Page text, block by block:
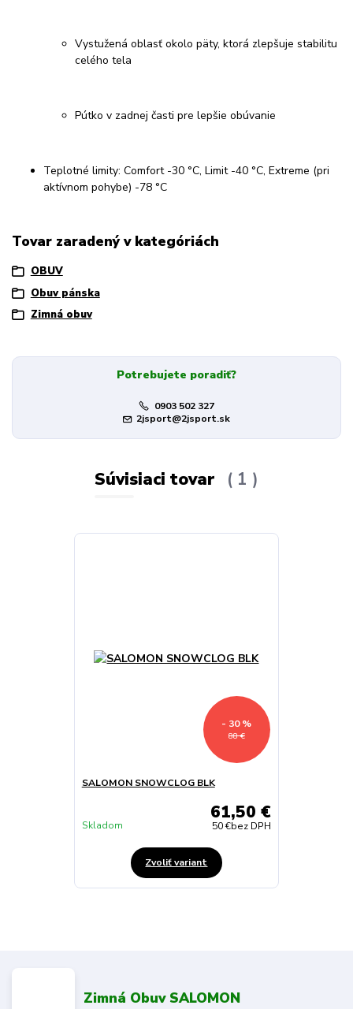
Vystužená oblasť okolo päty, ktorá zlepšuje stabilitu
celého tela
Pútko v zadnej časti pre lepšie obúvanie
Teplotné limity: Comfort -30 °C, Limit -40 °C, Extreme (pri
aktívnom pohybe) -78 °C
Tovar zaradený v kategóriách
OBUV
Obuv pánska
Zimná obuv
Potrebujete poradiť?
0903 502 327
2jsport@2jsport.sk
Súvisiaci tovar 1
88 €
- 30 %
SALOMON SNOWCLOG BLK
61,50 €
50 €bez DPH
Skladom
Zvoliť variant
Zimná Obuv SALOMON